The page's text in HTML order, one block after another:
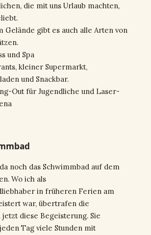
die mit uns Urlaub machten,
Gelände gibt es auch alle Arten von
und Spa
kleiner Supermarkt,
und Snackbar.
Out für Jugendliche und Laser-
noch das Schwimmbad auf dem
Wo ich als
in früheren Ferien am
war, übertrafen die
diese Begeisterung. Sie
Tag viele Stunden mit